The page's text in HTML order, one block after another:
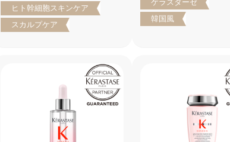
ヒト幹細胞スキンケア
スカルプケア
ケラスターゼ
韓国風